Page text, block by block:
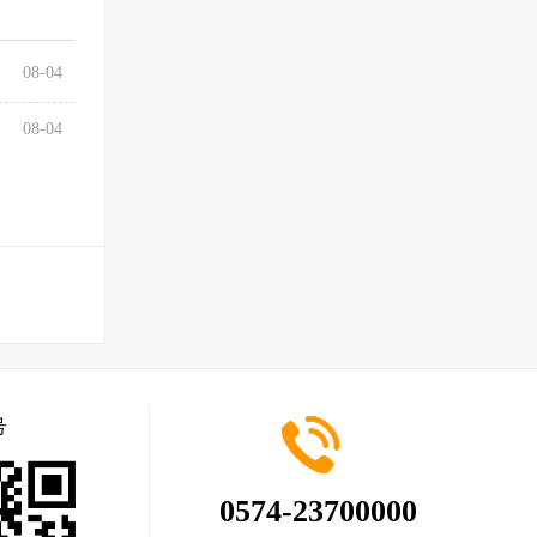
08-04
08-04
0574-23700000